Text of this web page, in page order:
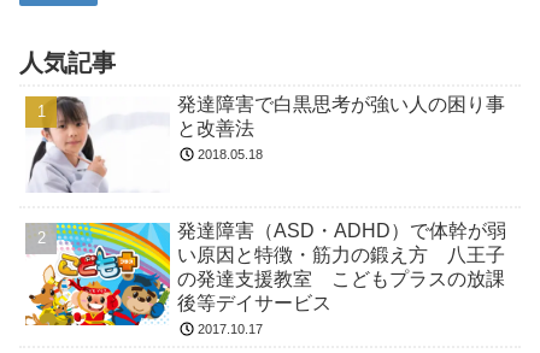
人気記事
発達障害で白黒思考が強い人の困り事
と改善法
2018.05.18
発達障害（ASD・ADHD）で体幹が弱
い原因と特徴・筋力の鍛え方 八王子
の発達支援教室 こどもプラスの放課
後等デイサービス
2017.10.17